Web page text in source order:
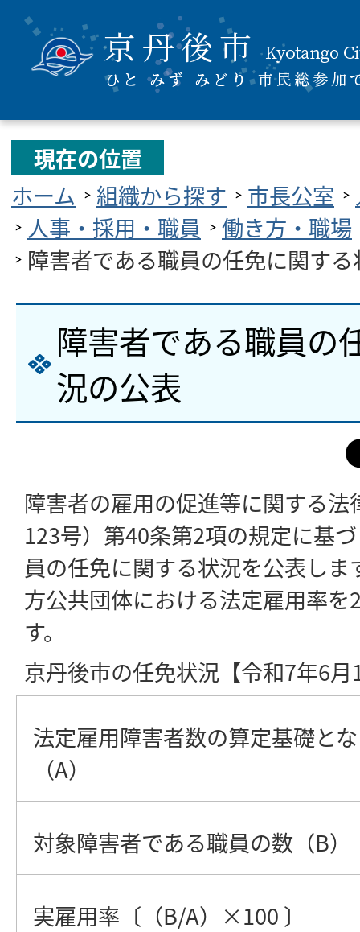
現在の位置
ホーム
組織から探す 市長公室
人事・採用・職員
働き方・職場
障害者である職員の任免に関す
障害者である職員の
況の公表
障害者の雇用の促進等に関する
123号）第40条第2項の規定に基
員の任免に関する状況を公表しま
方公共団体における法定雇用率
す。
京丹後市の任免状況【令和7年6
法定雇用障害者数の算定基礎と
（A）
対象障害者である職員の数（B）
実雇用率〔（B/A）×100 〕